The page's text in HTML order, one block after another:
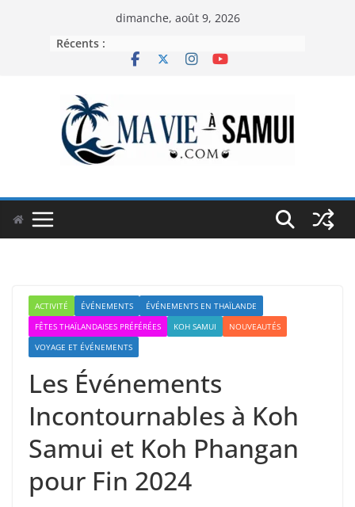
dimanche, août 9, 2026
Récents :
ACTIVITÉ ÉVÉNEMENTS
ÉVÉNEMENTS EN THAÏLANDE
FÊTES THAÏLANDAISES PRÉFÉRÉES
KOH SAMUI
NOUVEAUTÉS
VOYAGE ET ÉVÉNEMENTS
Les Événements
Incontournables à Koh
Samui et Koh Phangan
pour Fin 2024